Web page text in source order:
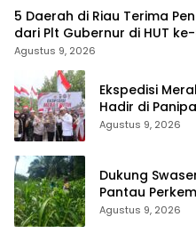
5 Daerah di Riau Terima
dari Plt Gubernur di HUT
Agustus 9, 2026
Ekspedisi
Hadir di
Layanan
Agustus 9, 2026
Dukung
Pantau
Agustus 9, 2026